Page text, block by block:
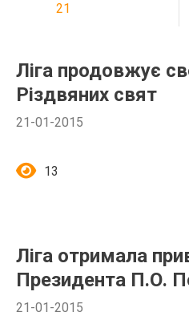
21
Ліга продовжує
Різдвяних свят
21-01-2015
13
Ліга отримала
Президента П.О.
21-01-2015